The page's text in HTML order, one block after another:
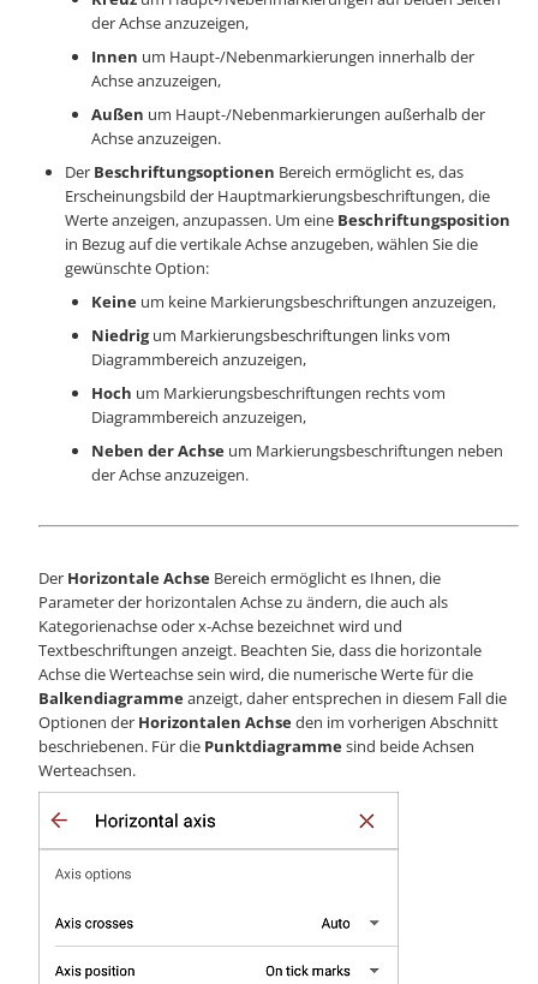
der Achse anzuzeigen,
Innen um Haupt-/Nebenmarkierungen innerhalb der
Achse anzuzeigen,
Außen um Haupt-/Nebenmarkierungen außerhalb der
Achse anzuzeigen.
Der Beschriftungsoptionen Bereich ermöglicht es, das
Erscheinungsbild der Hauptmarkierungsbeschriftungen, die
Werte anzeigen, anzupassen. Um eine Beschriftungsposition
in Bezug auf die vertikale Achse anzugeben, wählen Sie die
gewünschte Option:
Keine um keine Markierungsbeschriftungen anzuzeigen,
Niedrigum Markierungsbeschriftungen links vom
Diagrammbereich anzuzeigen,
Hoch um Markierungsbeschriftungen rechts vom
Diagrammbereich anzuzeigen,
Neben der Achse um Markierungsbeschriftungen neben
der Achse anzuzeigen.
Der Horizontale Achse Bereich ermöglicht es Ihnen, die
Parameter der horizontalen Achse zu ändern, die auch als
Kategorienachse oder x-Achse bezeichnet wird und
Textbeschriftungen anzeigt. Beachten Sie, dass die horizontale
Achse die Werteachse sein wird, die numerische Werte für die
Balkendiagrammeanzeigt, daher entsprechen in diesem Fall die
Optionen der Horizontalen Achseden im vorherigen Abschnitt
beschriebenen. Für die Punktdiagrammesind beide Achsen
Werteachsen.